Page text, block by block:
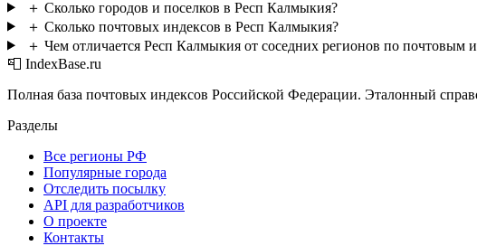
＋ Сколько городов и поселков в Респ Калмыкия?
＋ Сколько почтовых индексов в Респ Калмыкия?
＋ Чем отличается Респ Калмыкия от соседних регионов по почтовым
📮 IndexBase.ru
Полная база почтовых индексов Российской Федерации. Эталонный
Разделы
Все регионы РФ
Популярные города
Отследить посылку
API для разработчиков
О проекте
Контакты